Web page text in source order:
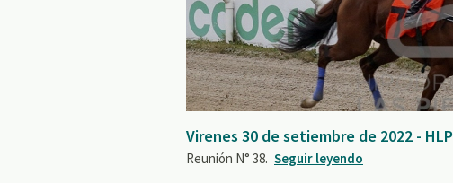
Virenes 30 de setiembre de 2022 - HLP
Reunión N° 38. Seguir leyendo